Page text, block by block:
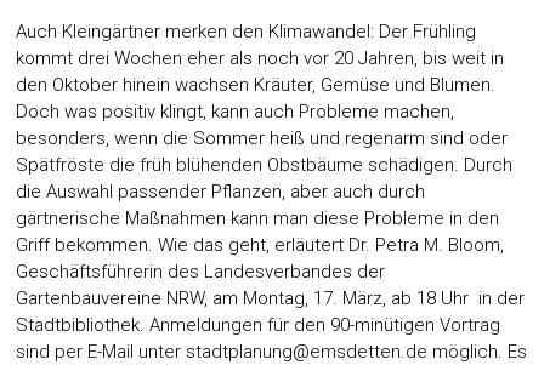
Auch Kleingärtner merken den Klimawandel: Der Frühling
kommt drei Wochen eher als noch vor 20 Jahren, bis weit in
den Oktober hinein wachsen Kräuter, Gemüse und Blumen.
Doch was positiv klingt, kann auch Probleme machen,
besonders, wenn die Sommer heiß und regenarm sind oder
Spätfröste die früh blühenden Obstbäume schädigen. Durch
die Auswahl passender Pflanzen, aber auch durch
gärtnerische Maßnahmen kann man diese Probleme in den
Griff bekommen. Wie das geht, erläutert Dr. Petra M. Bloom,
Geschäftsführerin des Landesverbandes der
Gartenbauvereine NRW, am Montag, 17. März, ab 18 Uhr in der
Stadtbibliothek. Anmeldungen für den 90-minütigen Vortrag
sind per E-Mail unter stadtplanung@emsdetten.de möglich. Es